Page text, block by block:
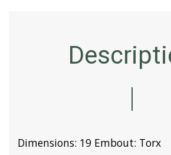
Dimensions: 19 Embout: Torx